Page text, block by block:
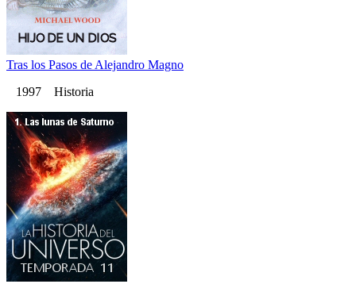
Tras los Pasos de Alejandro Magno
1997 Historia